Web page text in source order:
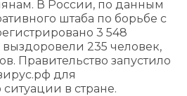
В России, по данным
штаба по борьбе с
3 548
235 человек,
Правительство запустило
для
в стране.